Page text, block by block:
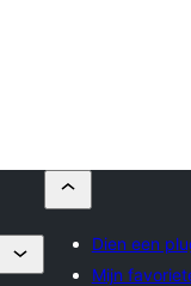
Dien een
Mijn